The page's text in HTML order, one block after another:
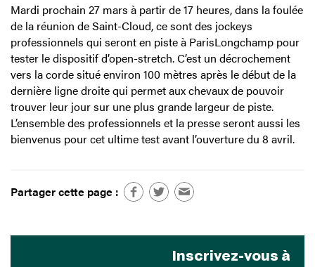
Mardi prochain 27 mars à partir de 17 heures, dans la foulée
de la réunion de Saint-Cloud, ce sont des jockeys
professionnels qui seront en piste à ParisLongchamp pour
tester le dispositif d’open-stretch. C’est un décrochement
vers la corde situé environ 100 mètres après le début de la
dernière ligne droite qui permet aux chevaux de pouvoir
trouver leur jour sur une plus grande largeur de piste.
L’ensemble des professionnels et la presse seront aussi les
bienvenus pour cet ultime test avant l’ouverture du 8 avril.
Partager cette page :
Inscrivez-vous à